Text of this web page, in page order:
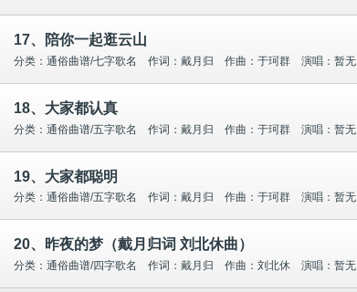
17、陪你一起逛云山
分类：通俗曲谱/七字歌名 作词：戴月归 作曲：于珂群 演唱：暂无
18、大家都认真
分类：通俗曲谱/五字歌名 作词：戴月归 作曲：于珂群 演唱：暂无
19、大家都聪明
分类：通俗曲谱/五字歌名 作词：戴月归 作曲：于珂群 演唱：暂无
20、昨夜的梦（戴月归词 刘北休曲）
分类：通俗曲谱/四字歌名 作词：戴月归 作曲：刘北休 演唱：暂无